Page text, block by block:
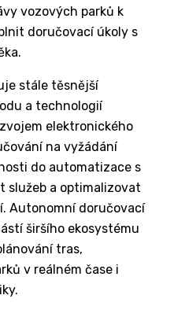
vozových parků k
doručovací úkoly s
stále těsnější
a technologií
elektronického
na vyžádání
do automatizace s
služeb a optimalizovat
Autonomní doručovací
širšího ekosystému
tras,
v reálném čase i